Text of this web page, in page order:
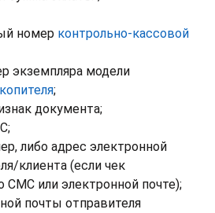
номер контрольно-кассовой
экземпляра модели
;
документа;
либо адрес электронной
клиента (если чек
СМС или электронной почте);
почты отправителя